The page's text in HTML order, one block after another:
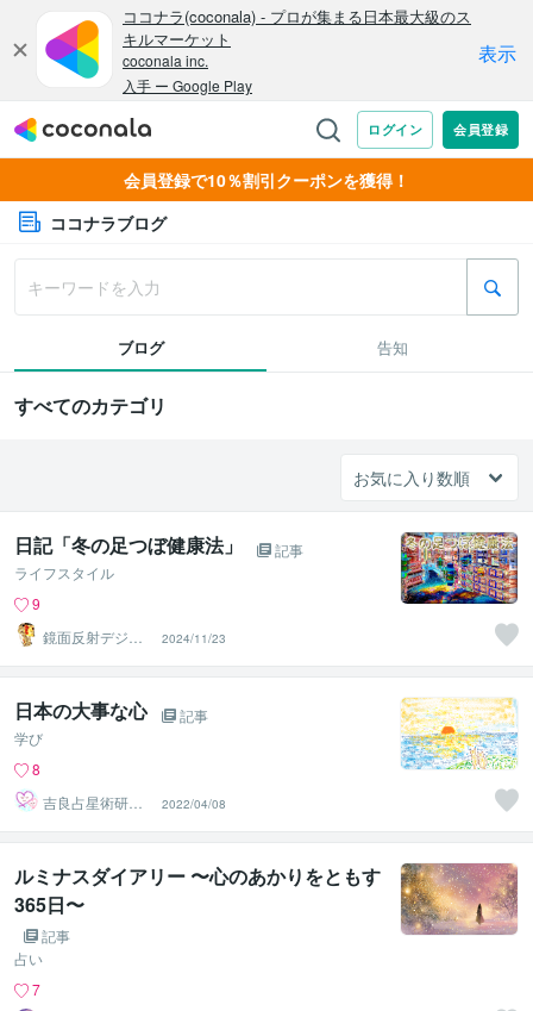
会員登録で10％割引クーポンを獲得！
ココナラブログ
ブログ 告知
すべてのカテゴリ
日記「冬の足つぼ健康法」
記事
ライフスタイル
9
鏡面反射デジタ
ルアート製作所
（鈴木穣）
2024/11/23
日本の大事な心
記事
学び
8
吉良占星術研究
所
2022/04/08
ルミナスダイアリー 〜心のあかりをともす
365日〜
記事
占い
7